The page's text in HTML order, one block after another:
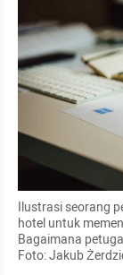
Ilustrasi seorang
hotel untuk
Bagaimana
Foto: Jakub